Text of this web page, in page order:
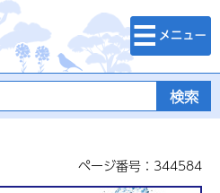
検索・メニュ
ー
ページ番号：344584